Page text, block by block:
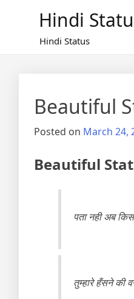
Hindi
Hindi Status
Beautiful
Posted on March 24,
Beautiful
पता नही अब
तुम्हारे हँसने की